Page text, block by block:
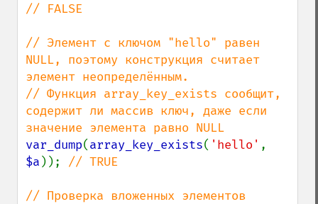
// FALSE
// Элемент с ключом "hello" равен
NULL, поэтому конструкция считает
элемент неопределённым.
// Функция array_key_exists сообщит,
содержит ли массив ключ, даже если
var_dump(array_key_exists( 'hello'
$a )); // TRUE
// Проверка вложенных элементов